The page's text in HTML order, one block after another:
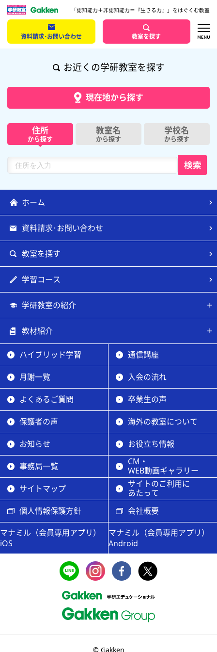
「認知能力＋非認知能力＝『生きる力』」をはぐくむ教室
資料請求･お問い合わせ 教室を探す
お近くの学研教室を探す
現在地から探す
住所
から探す
教室名
から探す
学校名
から探す
ホーム
資料請求･お問い合わせ
教室を探す
学習コース
学研教室の紹介
教材紹介
ハイブリッド学習 通信講座
月謝一覧 入会の流れ
よくあるご質問 卒業生の声
保護者の声 海外の教室について
お知らせ お役立ち情報
事務局一覧
CM・
WEB動画ギャラリー
サイトマップ
サイトのご利用に
あたって
個人情報保護方針
会社概要
マナミル（会員専用アプリ）
iOS
マナミル（会員専用アプリ）
Android
© Gakken